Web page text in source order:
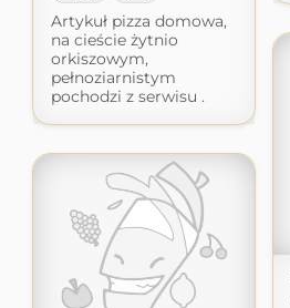
Artykuł pizza domowa,
na cieście żytnio
orkiszowym,
pełnoziarnistym
pochodzi z serwisu .